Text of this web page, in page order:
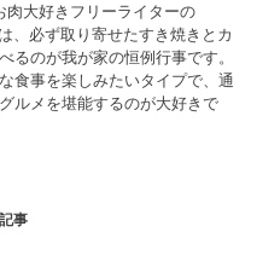
肉大好きフリーライターの
、必ず取り寄せたすき焼きとカ
るのが我が家の恒例行事です。
食事を楽しみたいタイプで、通
ルメを堪能するのが大好きで
事